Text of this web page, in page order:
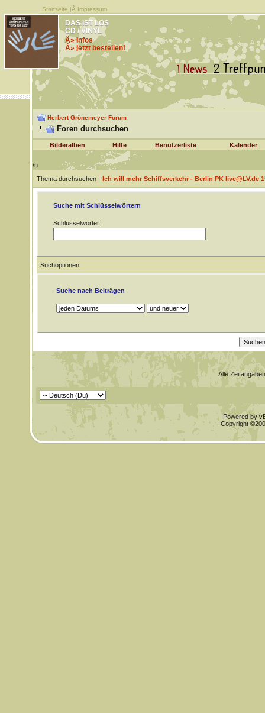
Startseite |Â Impressum
DAS IST LOS
CD / VINYL
Â» Infos
Â» jetzt bestellen!
Herbert Grönemeyer Forum
Foren durchsuchen
Bilderalben Hilfe Benutzerliste Kalender
\n
Thema durchsuchen - Ich will mehr Schiffsverkehr - Berlin PK live@LV.de
Suche mit Schlüsselwörtern
Schlüsselwörter:
Suchoptionen
Suche nach Beiträgen
Alle
Powered by
Copyright